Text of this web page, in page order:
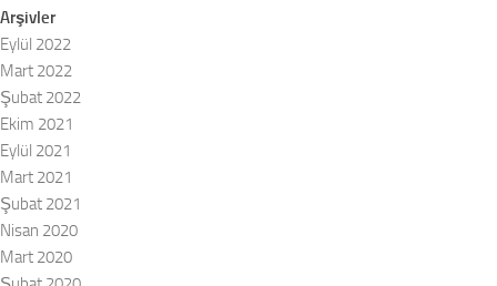
Arşivler
Eylül 2022
Mart 2022
Şubat 2022
Ekim 2021
Eylül 2021
Mart 2021
Şubat 2021
Nisan 2020
Mart 2020